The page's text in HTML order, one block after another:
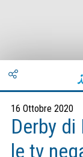
16 Ottobre 2020
Derby
le tv